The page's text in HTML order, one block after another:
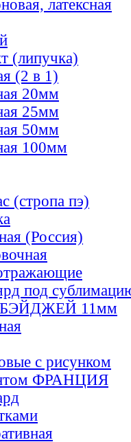
латексная
(липучка)
(2 в 1)
20мм
25мм
50мм
100мм
(стропа пэ)
(Россия)
под
БЭЙДЖЕЙ 11мм
с рисунком
ФРАНЦИЯ